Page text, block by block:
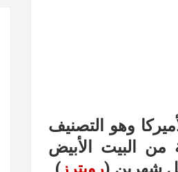
وهو التصنيف
من البيت الأبيض